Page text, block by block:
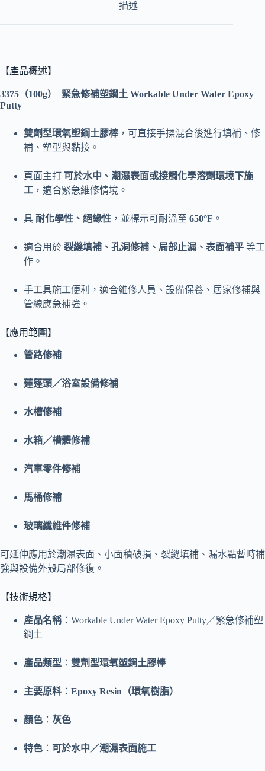
描述
【產品概述】
3375（100g） 緊急修補塑鋼土 Workable Under Water Epoxy
Putty
雙劑型環氧塑鋼土膠棒，可直接手揉混合後進行填補、修
補、塑型與黏接。
頁面主打 可於水中、潮濕表面或接觸化學溶劑環境下施
工 ，適合緊急維修情境。
具 耐化學性、絕緣性 ，並標示可耐溫至 650°F 。
適合用於 裂縫填補、孔洞修補、局部止漏、表面補平 等工
作。
手工具施工便利，適合維修人員、設備保養、居家修補與
管線應急補強。
【應用範圍】
管路修補
蓮蓬頭／浴室設備修補
水槽修補
水箱／槽體修補
汽車零件修補
馬桶修補
玻璃纖維件修補
可延伸應用於潮濕表面、小面積破損、裂縫填補、漏水點暫時補
強與設備外殼局部修復。
【技術規格】
產品名稱：Workable Under Water Epoxy Putty／緊急修補塑
鋼土
產品類型 ： 雙劑型環氧塑鋼土膠棒
主要原料 ： Epoxy Resin（環氧樹脂）
顏色 ： 灰色
特色 ： 可於水中／潮濕表面施工